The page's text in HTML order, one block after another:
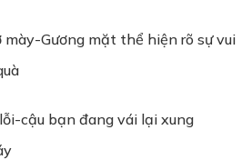
mày-Gương mặt thể hiện rõ sự vui
cậu bạn đang vái lại xung